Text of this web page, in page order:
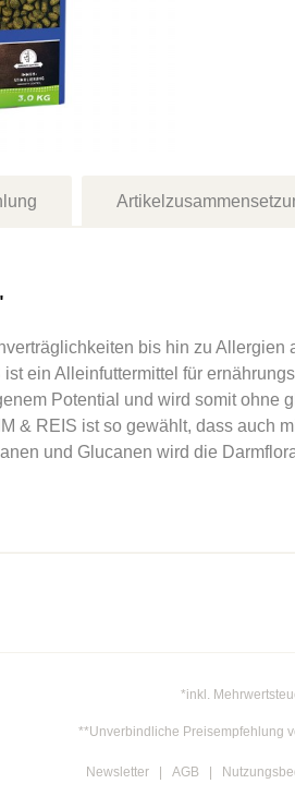
bis hin zu
ein Alleinfuttermittel für
Potential und wird somit
& REIS ist so gewählt, dass auch
und Glucanen wird die
*inkl.
**Unverbindliche Preisempfehlung
Newsletter AGB